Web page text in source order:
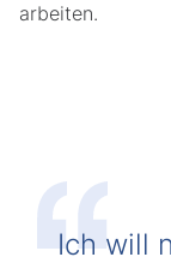
arbeiten.
Ich will